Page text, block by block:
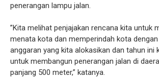
penerangan lampu jalan.
”Kita melihat penjajakan rencana kita untuk
menata kota dan memperindah kota
anggaran yang kita alokasikan dan tahun ini
untuk membangun penerangan jalan di
panjang 500 meter,” katanya.